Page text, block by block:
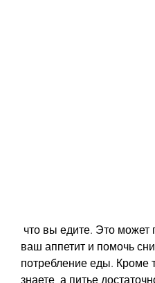
ваш аппетит и помочь
потребление еды. Кроме
знаете, а питье